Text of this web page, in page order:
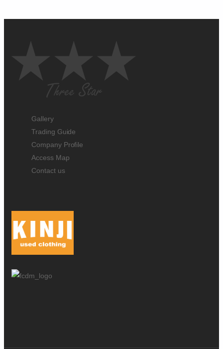
Gallery
Trading Guide
Company Profile
Access Map
Contact us